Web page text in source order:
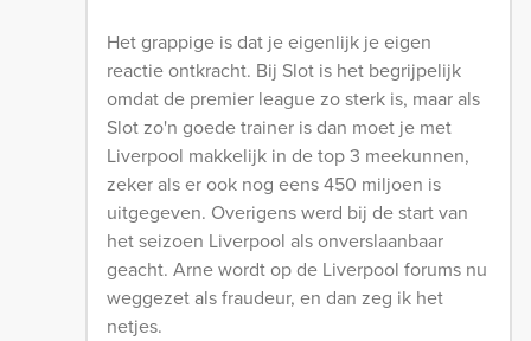
Het grappige is dat je eigenlijk je eigen
reactie ontkracht. Bij Slot is het begrijpelijk
omdat de premier league zo sterk is, maar als
Slot zo'n goede trainer is dan moet je met
Liverpool makkelijk in de top 3 meekunnen,
zeker als er ook nog eens 450 miljoen is
uitgegeven. Overigens werd bij de start van
het seizoen Liverpool als onverslaanbaar
geacht. Arne wordt op de Liverpool forums nu
weggezet als fraudeur, en dan zeg ik het
netjes.